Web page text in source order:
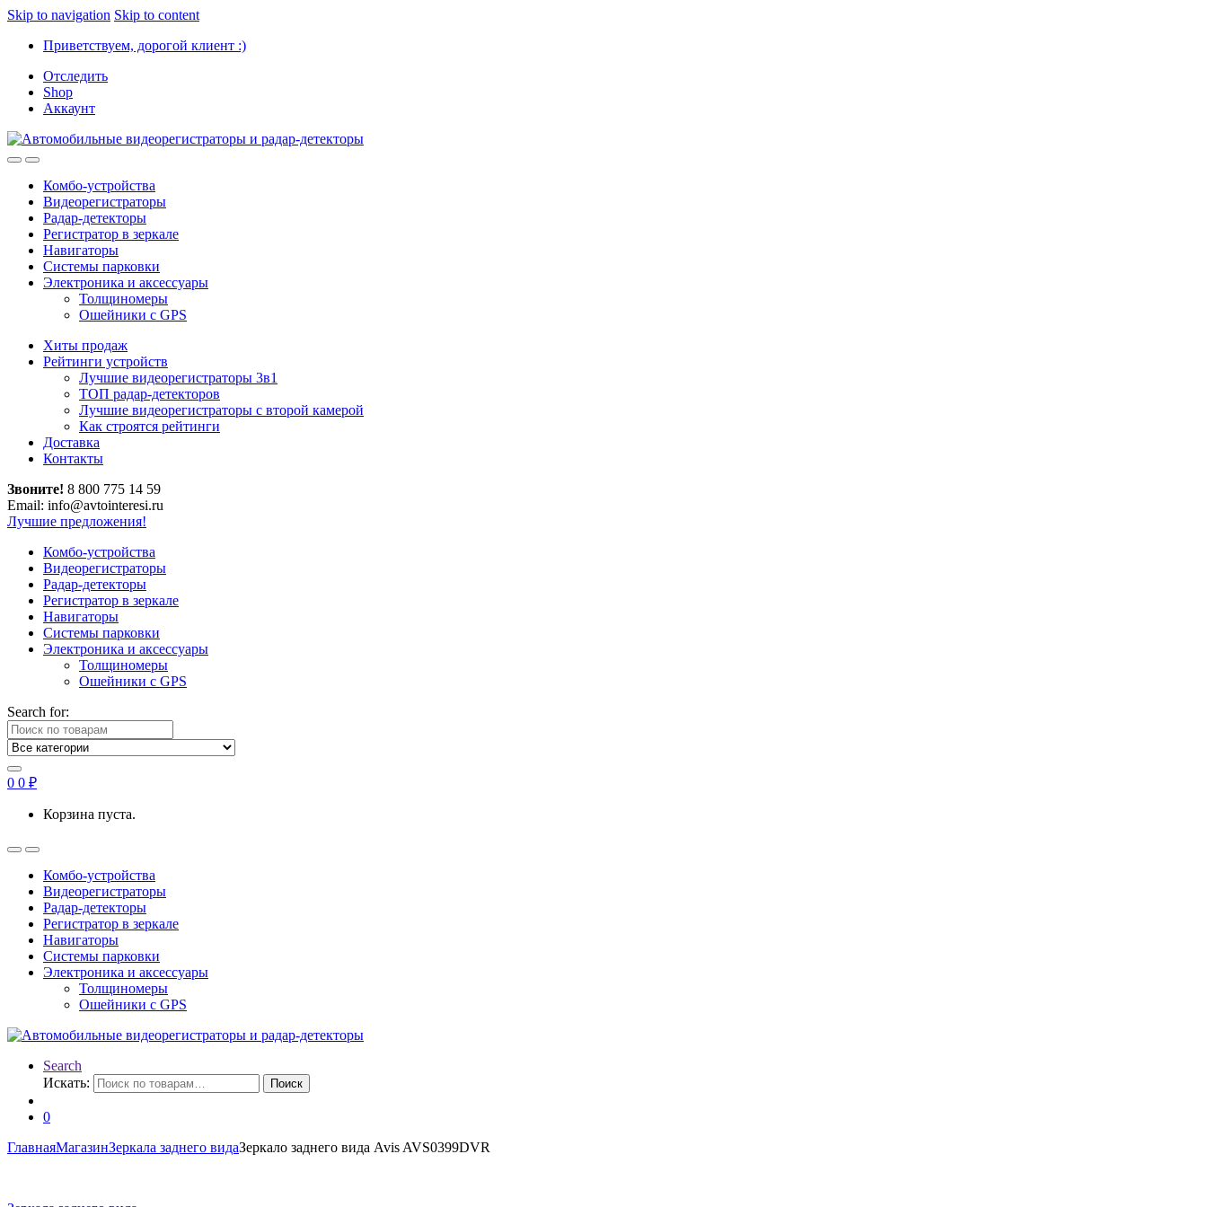
Skip to navigation Skip to content
Приветствуем, дорогой клиент :)
Отследить
Shop
Аккаунт
Комбо-устройства
Видеорегистраторы
Радар-детекторы
Регистратор в зеркале
Навигаторы
Системы парковки
Электроника и аксессуары
Толщиномеры
Ошейники с GPS
Хиты продаж
Рейтинги устройств
Лучшие видеорегистраторы 3в1
ТОП радар-детекторов
Лучшие видеорегистраторы с второй камерой
Как строятся рейтинги
Доставка
Контакты
Звоните! 8 800 775 14 59
Email: info@avtointeresi.ru
Лучшие предложения!
Комбо-устройства
Видеорегистраторы
Радар-детекторы
Регистратор в зеркале
Навигаторы
Системы парковки
Электроника и аксессуары
Толщиномеры
Ошейники с GPS
Search for:
0 0 ₽
Корзина пуста.
Комбо-устройства
Видеорегистраторы
Радар-детекторы
Регистратор в зеркале
Навигаторы
Системы парковки
Электроника и аксессуары
Толщиномеры
Ошейники с GPS
Search
Искать:
Поиск
0
ГлавнаяМагазинЗеркала заднего видаЗеркало заднего вида Avis AVS0399DVR